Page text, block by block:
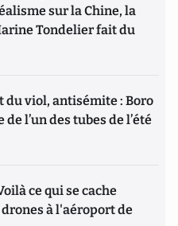
sur la Chine, la
Tondelier fait du
viol, antisémite : Boro
l’un des tubes de l’été
ce qui se cache
à l'aéroport de